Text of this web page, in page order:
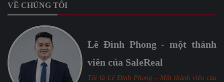
VỀ CHÚNG TÔI
Lê Đình Phong - một thành
viên của SaleReal
Tôi là Lê Đình Phong - Một thành viên của